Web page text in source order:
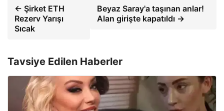
← Şirket ETH
Rezerv Yarışı
Sıcak
Beyaz Saray'a taşınan anlar!
Alan girişte kapatıldı →
Tavsiye Edilen Haberler